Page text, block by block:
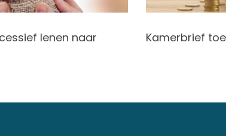
lenen naar
Kamerbrief